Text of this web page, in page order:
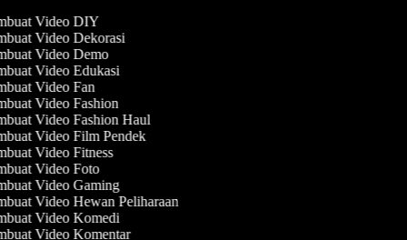
Video DIY
Video Dekorasi
Video Demo
Video Edukasi
Video Fan
Video Fashion
Video Fashion Haul
Video Film Pendek
Video Fitness
Video Foto
Video Gaming
Video Hewan Peliharaan
Video Komedi
Video Komentar